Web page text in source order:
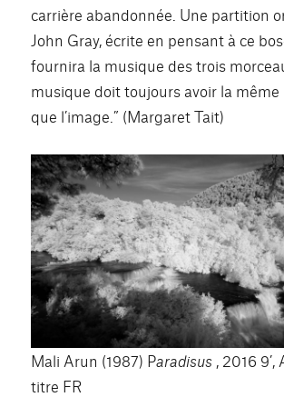
carrière abandonnée. Une partition
John Gray, écrite en pensant à ce
fournira la musique des trois
musique doit toujours avoir la
que l’image.” (Margaret Tait)
Mali Arun (1987) Paradisus , 2016
titre FR